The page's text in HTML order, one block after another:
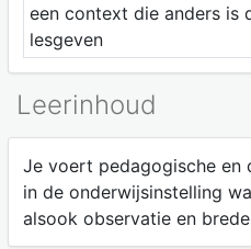
een context die anders is
lesgeven
Leerinhoud
Je voert pedagogische
in de onderwijsinstelling
alsook observatie en